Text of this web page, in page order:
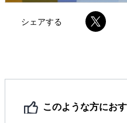
シェアする
このような方にお